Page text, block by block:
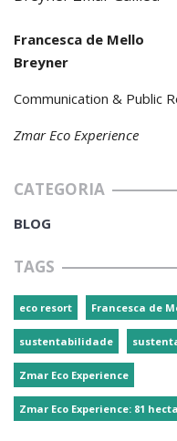
Francesca de Mello
Breyner
Communication & Public
Zmar Eco Experience
CATEGORIA
BLOG
TAGS
eco resort Francesca de
sustentabilidade
Zmar Eco Experience
Zmar Eco Experience: 81